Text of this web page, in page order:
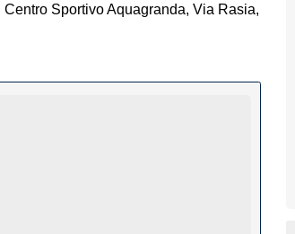
| Centro Sportivo Aquagranda, Via Rasia,